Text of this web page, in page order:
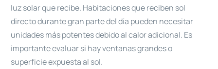
luz solar que recibe. Habitaciones que reciben sol
directo durante gran parte del día pueden necesitar
unidades más potentes debido al calor adicional. Es
importante evaluar si hay ventanas grandes o
superficie expuesta al sol.